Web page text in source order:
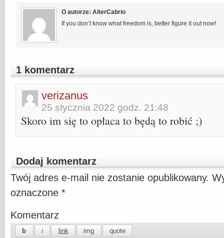
O autorze: AlterCabrio
If you don’t know what freedom is, better figure it out now!
1 komentarz
verizanus
25 stycznia 2022 godz. 21:48
Skoro im się to opłaca to będą to robić ;)
Dodaj komentarz
Twój adres e-mail nie zostanie opublikowany.
oznaczone *
Komentarz